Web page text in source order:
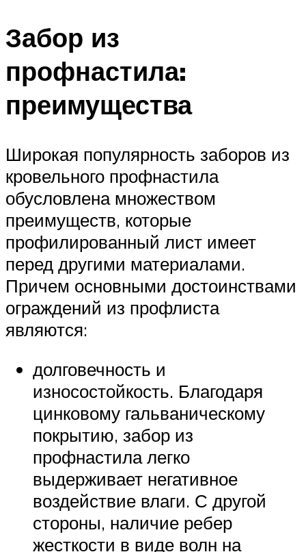
Забор из
профнастила:
преимущества
Широкая популярность заборов из
кровельного профнастила
обусловлена множеством
преимуществ, которые
профилированный лист имеет
перед другими материалами.
Причем основными достоинствами
ограждений из профлиста
являются:
долговечность и
износостойкость. Благодаря
цинковому гальваническому
покрытию, забор из
профнастила легко
выдерживает негативное
воздействие влаги. С другой
стороны, наличие ребер
жесткости в виде волн на